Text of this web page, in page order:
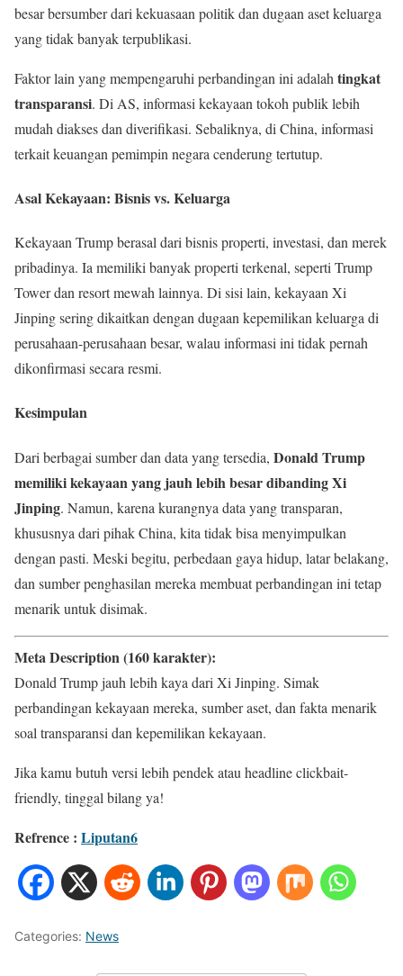
besar bersumber dari kekuasaan politik dan dugaan aset keluarga
yang tidak banyak terpublikasi.
Faktor lain yang mempengaruhi perbandingan ini adalah tingkat
transparansi. Di AS, informasi kekayaan tokoh publik lebih
mudah diakses dan diverifikasi. Sebaliknya, di China, informasi
terkait keuangan pemimpin negara cenderung tertutup.
Asal Kekayaan: Bisnis vs. Keluarga
Kekayaan Trump berasal dari bisnis properti, investasi, dan merek
pribadinya. Ia memiliki banyak properti terkenal, seperti Trump
Tower dan resort mewah lainnya. Di sisi lain, kekayaan Xi
Jinping sering dikaitkan dengan dugaan kepemilikan keluarga di
perusahaan-perusahaan besar, walau informasi ini tidak pernah
dikonfirmasi secara resmi.
Kesimpulan
Dari berbagai sumber dan data yang tersedia, Donald Trump
memiliki kekayaan yang jauh lebih besar dibanding Xi
Jinping. Namun, karena kurangnya data yang transparan,
khususnya dari pihak China, kita tidak bisa menyimpulkan
dengan pasti. Meski begitu, perbedaan gaya hidup, latar belakang,
dan sumber penghasilan mereka membuat perbandingan ini tetap
menarik untuk disimak.
Meta Description (160 karakter):
Donald Trump jauh lebih kaya dari Xi Jinping. Simak
perbandingan kekayaan mereka, sumber aset, dan fakta menarik
soal transparansi dan kepemilikan kekayaan.
Jika kamu butuh versi lebih pendek atau headline clickbait-
friendly, tinggal bilang ya!
Refrence : Liputan6
Categories: News